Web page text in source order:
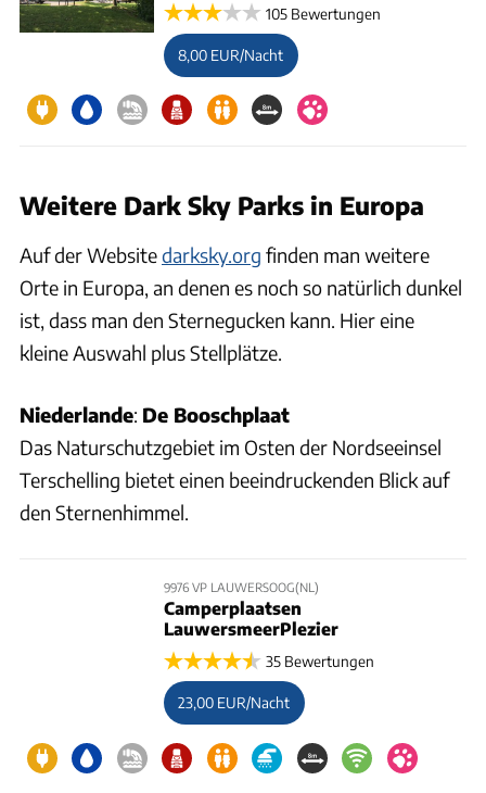
105 Bewertungen
8,00 EUR/Nacht
Weitere Dark Sky Parks in Europa
Auf der Websitedarksky.org finden man weitere
Orte in Europa, an denen es noch so natürlich dunkel
ist, dass man den Sternegucken kann. Hier eine
kleine Auswahl plus Stellplätze.
Niederlande: De Booschplaat
Das Naturschutzgebiet im Osten der Nordseeinsel
Terschelling bietet einen beeindruckenden Blick auf
den Sternenhimmel.
9976 VP LAUWERSOOG(NL)
Camperplaatsen
LauwersmeerPlezier
35 Bewertungen
23,00 EUR/Nacht